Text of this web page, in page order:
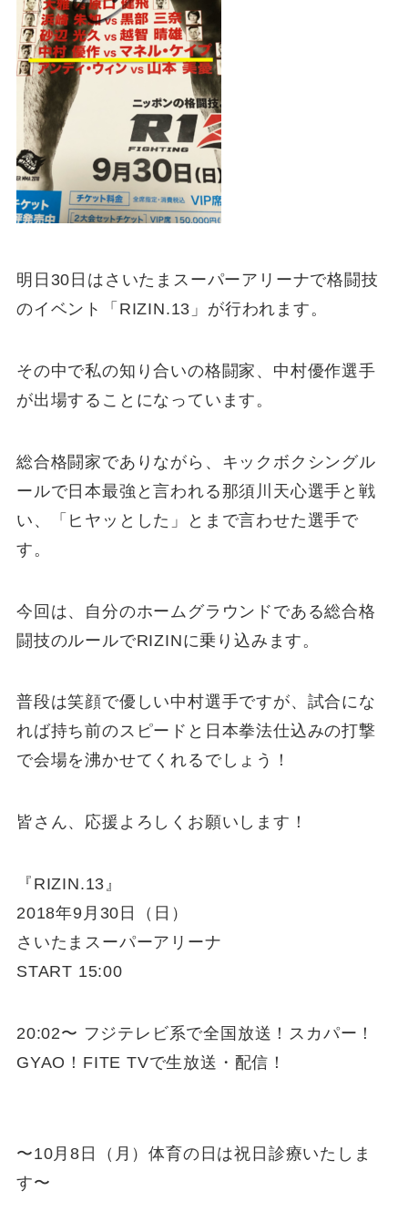
明日30日はさいたまスーパーアリーナで格闘技
のイベント「RIZIN.13」が行われます。
その中で私の知り合いの格闘家、中村優作選手
が出場することになっています。
総合格闘家でありながら、キックボクシングル
ールで日本最強と言われる那須川天心選手と戦
い、「ヒヤッとした」とまで言わせた選手で
す。
今回は、自分のホームグラウンドである総合格
闘技のルールでRIZINに乗り込みます。
普段は笑顔で優しい中村選手ですが、試合にな
れば持ち前のスピードと日本拳法仕込みの打撃
で会場を沸かせてくれるでしょう！
皆さん、応援よろしくお願いします！
『RIZIN.13』
2018年9月30日（日）
さいたまスーパーアリーナ
START 15:00
20:02〜 フジテレビ系で全国放送！スカパー！
GYAO！FITE TVで生放送・配信！
〜10月8日（月）体育の日は祝日診療いたしま
す〜